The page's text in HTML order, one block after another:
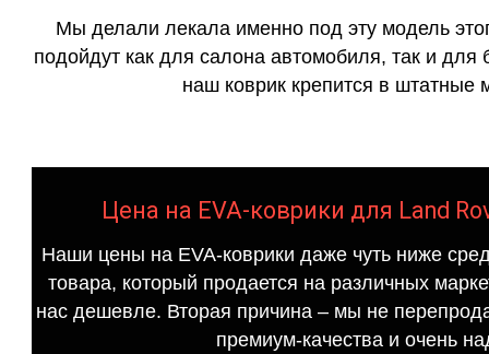
Мы делали лекала именно под эту модель
подойдут как для салона автомобиля, так и для
наш коврик крепится в штатные
Цена на EVA-коврики для Land
Наши цены на EVA-коврики даже чуть ниже
товара, который продается на различных
нас дешевле. Вторая причина – мы не
премиум-качества и очень